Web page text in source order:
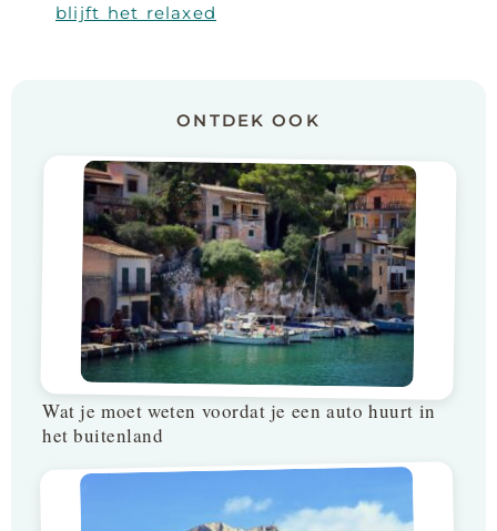
blijft het relaxed
ONTDEK OOK
Wat je moet weten voordat je een auto huurt in
het buitenland